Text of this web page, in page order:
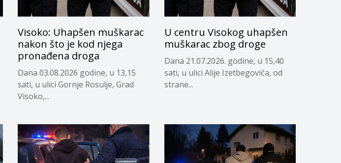
Visoko: Uhapšen muškarac
nakon što je kod njega
pronađena droga
Dana 03.08.2026 godine, u 13,15
sati, u ulici Gornje Rosulje, Grad
Visoko,...
U centru Visokog uhapšen
muškarac zbog droge
Dana 21.07.2026. godine, u 15,40
sati, u ulici Alije Izetbegovića, od
strane...